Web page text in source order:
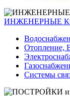
ИНЖЕНЕРНЫЕ
Отопление,
Системы